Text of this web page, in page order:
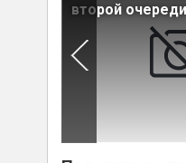
второй